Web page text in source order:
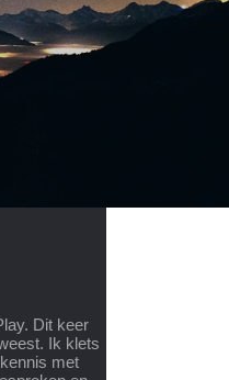
Dit keer
Ik klets
met